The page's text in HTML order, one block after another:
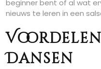
beginner bent of al wat
nieuws te leren in een
Dansen